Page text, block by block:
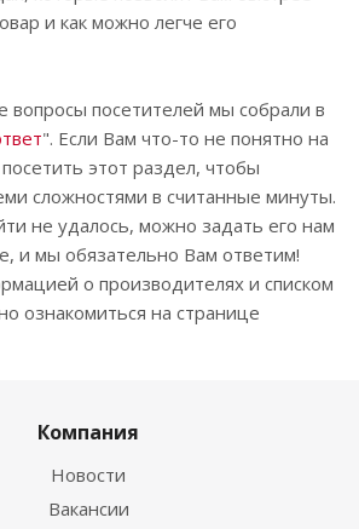
и как можно легче его
вопросы посетителей мы собрали в
". Если Вам что-то не понятно на
этот раздел, чтобы
сложностями в считанные минуты.
не удалось, можно задать его нам
и мы обязательно Вам ответим!
о производителях и списком
ознакомиться на странице
Компания
Новости
Вакансии